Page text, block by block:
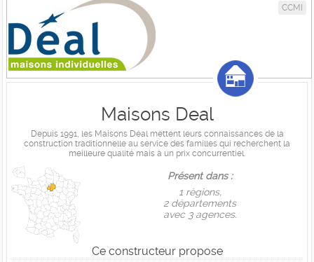
CCMI
Maisons Deal
Depuis 1991, les Maisons Déal mettent leurs connaissances de la
construction traditionnelle au service des familles qui recherchent la
meilleure qualité mais à un prix concurrentiel.
Présent dans :
1 règions,
2 départements
avec 3 agences.
Ce constructeur propose